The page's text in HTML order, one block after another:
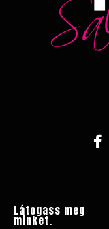
Látogass meg
minket.